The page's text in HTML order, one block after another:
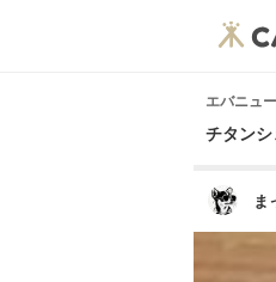
エバニュ
チタン
ま